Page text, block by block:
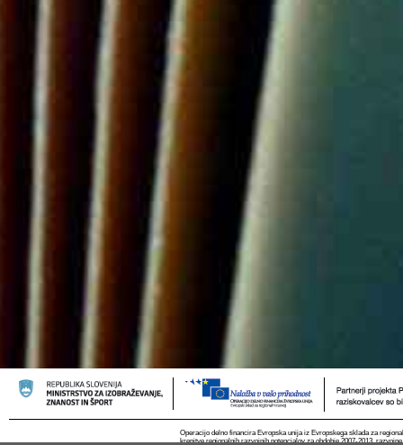
Operacijo delno financira Evropska unija iz Evropskega sklada za
krepitve regionalnih razvojnih potencialov za obdobje 2007-2013,